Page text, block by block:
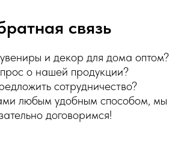
связь
и декор для дома оптом?
о нашей продукции?
сотрудничество?
любым удобным способом, мы
договоримся!